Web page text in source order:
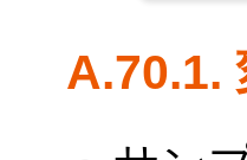
A.70.1.